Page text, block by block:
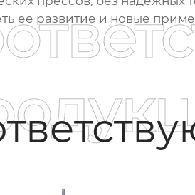
ее развитие и новые